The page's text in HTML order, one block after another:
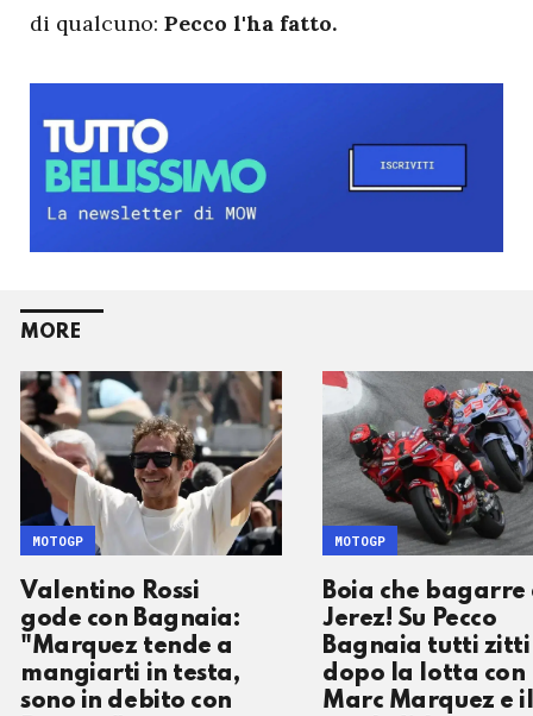
di qualcuno: Pecco l'ha fatto.
MORE
Valentino Rossi
gode con Bagnaia:
"Marquez tende a
mangiarti in testa,
sono in debito con
MOTOGP
Boia che bagarre
Jerez! Su Pecco
Bagnaia tutti zitti
dopo la lotta con
Marc Marquez e il
MOTOGP